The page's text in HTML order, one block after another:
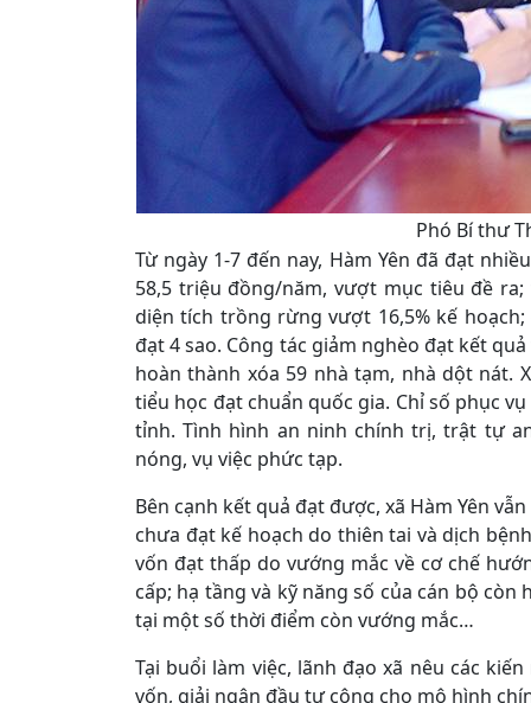
Phó Bí thư
Từ ngày 1-7 đến nay, Hàm Yên đã đạt
58,5 triệu đồng/năm, vượt mục tiêu đề
diện tích trồng rừng vượt 16,5% kế
đạt 4 sao. Công tác giảm nghèo đạt kết
hoàn thành xóa 59 nhà tạm, nhà dột nát.
tiểu học đạt chuẩn quốc gia. Chỉ số phục
tỉnh. Tình hình an ninh chính trị, trật tự
nóng, vụ việc phức tạp.
Bên cạnh kết quả đạt được, xã Hàm Yên
chưa đạt kế hoạch do thiên tai và dịch
vốn đạt thấp do vướng mắc về cơ chế
cấp; hạ tầng và kỹ năng số của cán bộ
tại một số thời điểm còn vướng mắc…
Tại buổi làm việc, lãnh đạo xã nêu các
vốn, giải ngân đầu tư công cho mô hình